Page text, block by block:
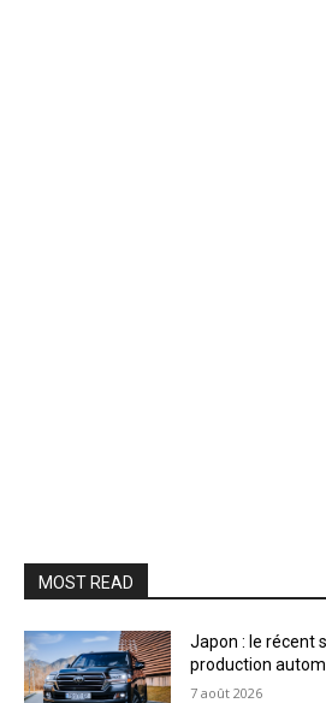
MOST READ
Japon : le récent
production
7 août 2026